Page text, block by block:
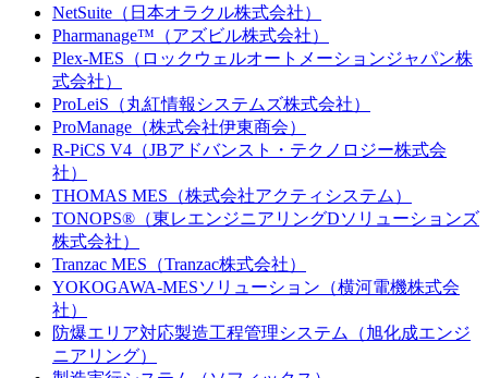
NetSuite（日本オラクル株式会社）
Pharmanage™（アズビル株式会社）
Plex-MES（ロックウェルオートメーションジャパン株
式会社）
ProLeiS（丸紅情報システムズ株式会社）
ProManage（株式会社伊東商会）
R-PiCS V4（JBアドバンスト・テクノロジー株式会
社）
THOMAS MES（株式会社アクティシステム）
TONOPS®（東レエンジニアリングDソリューションズ
株式会社）
Tranzac MES（Tranzac株式会社）
YOKOGAWA-MESソリューション（横河電機株式会
社）
防爆エリア対応製造工程管理システム（旭化成エンジ
ニアリング）